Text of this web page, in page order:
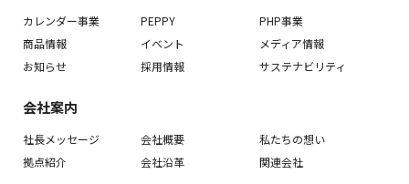
カレンダー事業 PEPPY
PHP事業
商品情報
イベント
メディア情報
お知らせ
採用情報 サステナビリティ
会社案内
社長メッセージ 会社概要
私たちの想い
拠点紹介
会社沿革 関連会社